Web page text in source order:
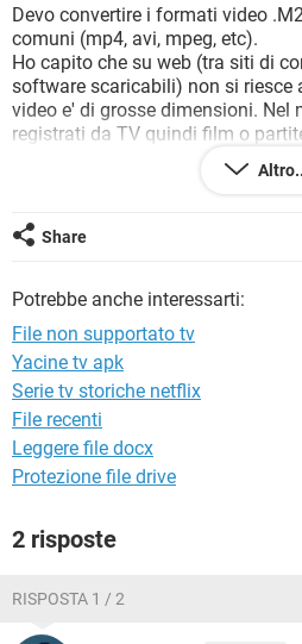
TIKTOK
HARDWARE
INSTAGRAM
TIKTOK
HARDWARE
Devo convertire i formati video
comuni (mp4, avi, mpeg, etc).
Ho capito che su web (tra siti di
software scaricabili) non si riesce
video e' di grosse dimensioni. Nel
registrati da TV quindi film o
software utile. Mi sapete
efficace? Oppure anche un
Grazie
Miche
Share
Potrebbe anche interessarti:
File non supportato tv
Yacine tv apk
Serie tv storiche netflix
File recenti
Leggere file docx
Protezione file drive
2 risposte
RISPOSTA 1 / 2